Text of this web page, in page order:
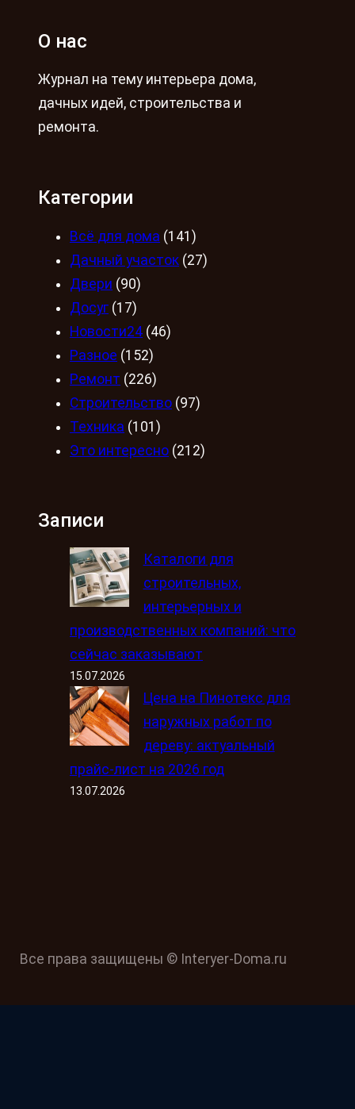
О нас
Журнал на тему интерьера дома,
дачных идей, строительства и
ремонта.
Категории
Всё для дома (141)
Дачный участок (27)
Двери (90)
Досуг (17)
Новости24 (46)
Разное (152)
Ремонт (226)
Строительство (97)
Техника (101)
Это интересно (212)
Записи
Каталоги для
строительных,
интерьерных и
производственных компаний: что
сейчас заказывают
15.07.2026
Цена на Пинотекс для
наружных работ по
дереву: актуальный
прайс-лист на 2026 год
13.07.2026
Все права защищены © Interyer-Doma.ru